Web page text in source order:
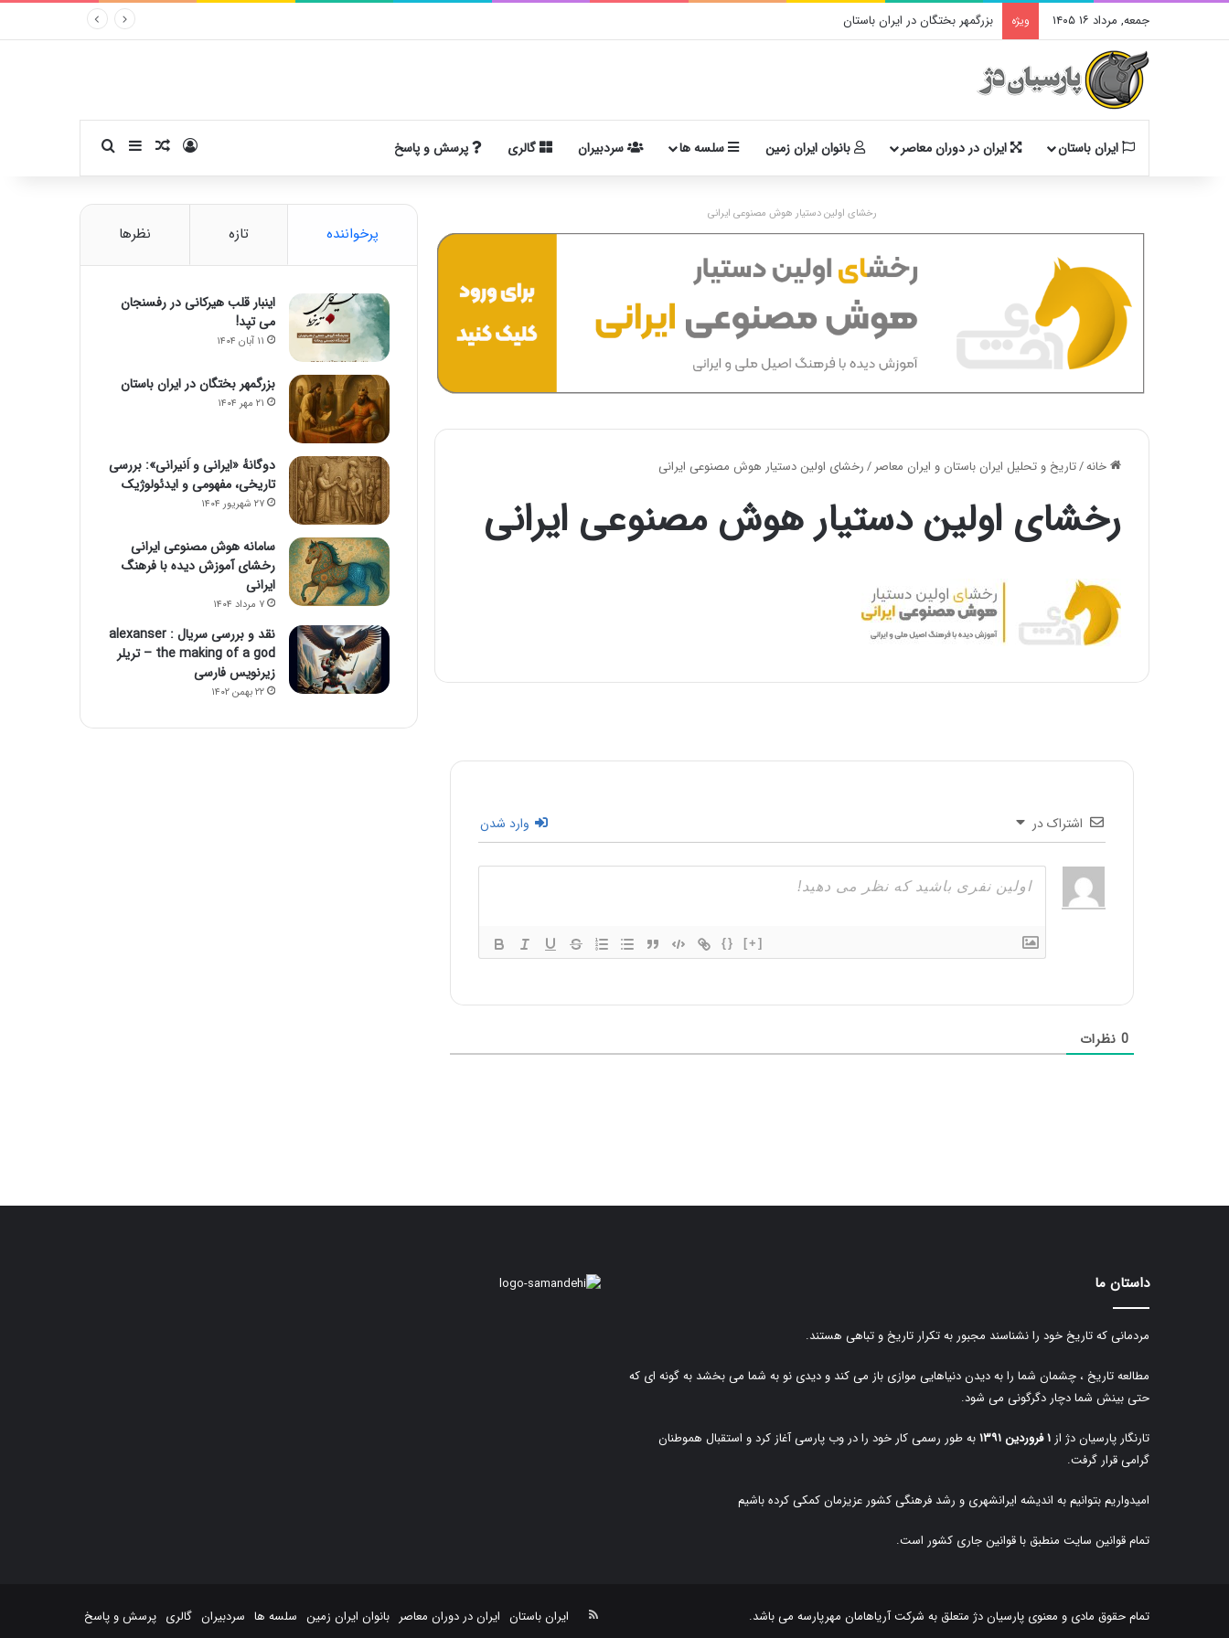
جمعه, مرداد ۱۶ ۱۴۰۵ ویژه بزرگمهر بختگان در ایران باستان
ایران باستان ایران در دوران معاصر بانوان ایران زمین سلسه ها سردبیران گالری پرسش و پاسخ ورودنوشته تصادفی
سایدبارجستجو برای
رخشای اولین دستیار هوش مصنوعی ایرانی
خانه/تاریخ و تحلیل ایران باستان و ایران معاصر /رخشای اولین دستیار هوش مصنوعی ایرانی
رخشای اولین دستیار هوش مصنوعی ایرانی
اشتراک در وارد شدن
{} [+]
0 نظرات
پرخواننده تازه نظرها
اینبار قلب هیرکانی در رفسنجان
می تپد!
۱۱ آبان ۱۴۰۴
بزرگمهر بختگان در ایران باستان
۲۱ مهر ۱۴۰۴
دوگانهٔ «ایرانی و اَنیرانی»: بررسی
تاریخی، مفهومی و ایدئولوژیک
۲۷ شهریور ۱۴۰۴
سامانه هوش مصنوعی ایرانی
رخشای آموزش دیده با فرهنگ
ایرانی
۷ مرداد ۱۴۰۴
نقد و بررسی سریال alexanser :
the making of a god – تریلر
زیرنویس فارسی
۲۲ بهمن ۱۴۰۲
داستان ما
مردمانی که تاریخ خود را نشناسند مجبور به تکرار تاریخ و تباهی هستند.
مطالعه تاریخ ، چشمان شما را به دیدن دنیاهایی موازی باز می کند و دیدی نو به شما می بخشد به گونه ای که
حتی بینش شما دچار دگرگونی می شود.
تارنگار پارسیان دژ از ۱ فروردین ۱۳۹۱
به طور رسمی کار خود را در وب پارسی آغاز کرد و استقبال هموطنان
گرامی قرار گرفت.
امیدواریم بتوانیم به اندیشه ایرانشهری و رشد فرهنگی کشور عزیزمان کمکی کرده باشیم
تمام قوانین سایت منطبق با قوانین جاری کشور است.
تمام حقوق مادی و معنوی پارسیان دژ متعلق به شرکت آریاهامان مهرپارسه می باشد. ایران باستان ایران در دوران معاصر بانوان ایران زمین سلسه ها سردبیران گالری پرسش و پاسخ خوراک